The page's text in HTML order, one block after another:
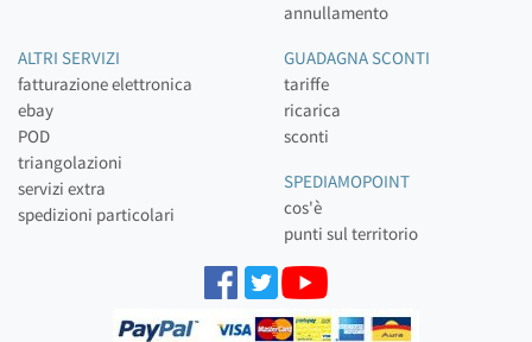
annullamento
ALTRI SERVIZI
fatturazione elettronica
ebay
POD
triangolazioni
servizi extra
spedizioni particolari
GUADAGNA SCONTI
tariffe
ricarica
sconti
SPEDIAMOPOINT
cos'è
punti sul territorio